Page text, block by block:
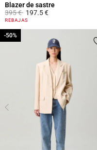
Blazer de sastre
Price reduced from
395 €to197.5 €
4,1 out of 5 Customer Rating
REBAJAS
-50%
-50%